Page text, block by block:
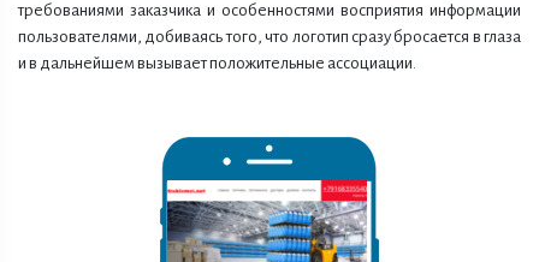
требованиями заказчика и особенностями восприятия информации
пользователями, добиваясь того, что логотип сразу бросается в глаза
и в дальнейшем вызывает положительные ассоциации.